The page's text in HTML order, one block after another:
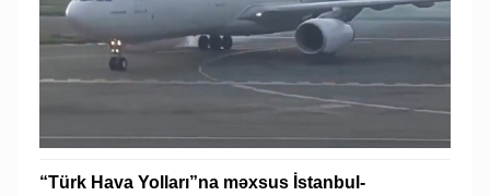
“Türk Hava Yolları”na məxsus İstanbul-